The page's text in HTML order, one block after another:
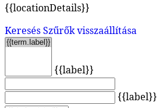
{{locationDetails}}
KeresésSzűrők visszaállítása
{{label}}
{{label}}